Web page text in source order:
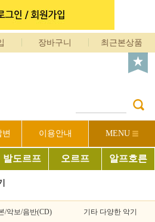
장바구니 최근본상품
변 이용안내 MENU
발도르프 오르프 알프호른
/악보/음반(CD) 기타 다양한 악기